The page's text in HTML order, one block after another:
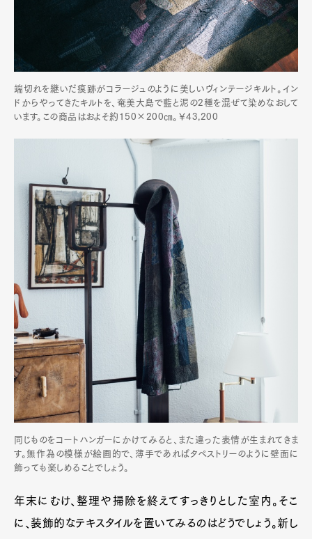
端切れを継いだ痕跡がコラージュのように美しいヴィンテージキルト。イン
ドからやってきたキルトを、奄美大島で藍と泥の2種を混ぜて染めなおして
います。この商品はおよそ約150×200㎝。￥43,200
同じものをコートハンガーにかけてみると、また違った表情が生まれてきま
す。無作為の模様が絵画的で、薄手であればタペストリーのように壁面に
飾っても楽しめることでしょう。
年末にむけ、整理や掃除を終えてすっきりとした室内。そこ
に、装飾的なテキスタイルを置いてみるのはどうでしょう。新し